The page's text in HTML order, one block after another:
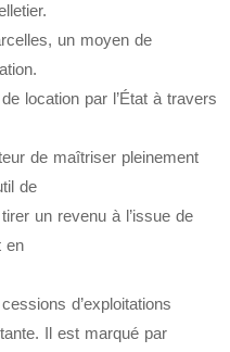
un moyen de
location par l’État à travers
de maîtriser pleinement
de
un revenu à l’issue de
en
d’exploitations
Il est marqué par